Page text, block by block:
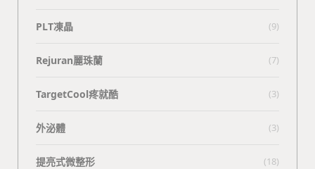
PLT凍晶 (9)
Rejuran麗珠蘭 (7)
TargetCool疼就酷 (3)
外泌體 (3)
提亮式微整形 (18)